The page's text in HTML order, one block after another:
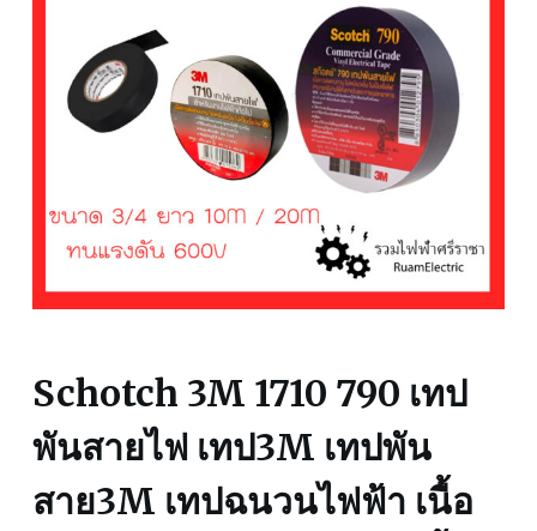
Schotch 3M 1710 790 เทป
พันสายไฟ เทป3M เทปพัน
สาย3M เทปฉนวนไฟฟ้า เนื้อ